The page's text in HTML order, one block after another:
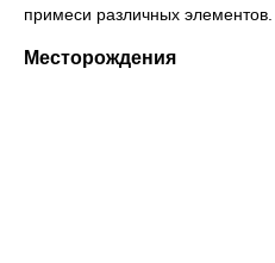
примеси различных элементов.
Месторождения